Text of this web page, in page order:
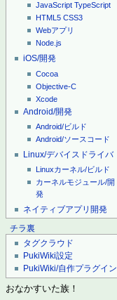
JavaScript TypeScript
HTML5 CSS3
Webアプリ
Node.js
iOS/開発
Cocoa
Objective-C
Xcode
Android/開発
Android/ビルド
Android/ソースコード
Linux/デバイスドライバ
Linuxカーネル/ビルド
カーネルモジュール/開
発
ネイティブアプリ開発
チラ裏
タグクラウド
PukiWiki設定
PukiWiki/自作プラグイン
おなかすいた族！